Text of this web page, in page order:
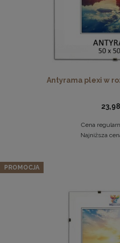
Komplet 5 sztuk
2,29
Zestaw 5 szt. ramek na
Cena
Najniższa cena:
DO
Antyrama plexi w
Cena
Najniższa
PROMOCJA